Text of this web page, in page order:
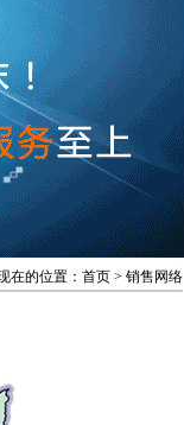
在的位置：首页 > 销售网络